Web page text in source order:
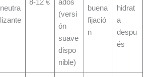
neutra
lizante
8-12 €
ados
(versi
ón
suave
dispo
nible)
buena
fijació
n
hidrat
a
despu
és